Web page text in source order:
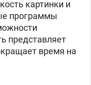
картинки и
программы
представляет
время на